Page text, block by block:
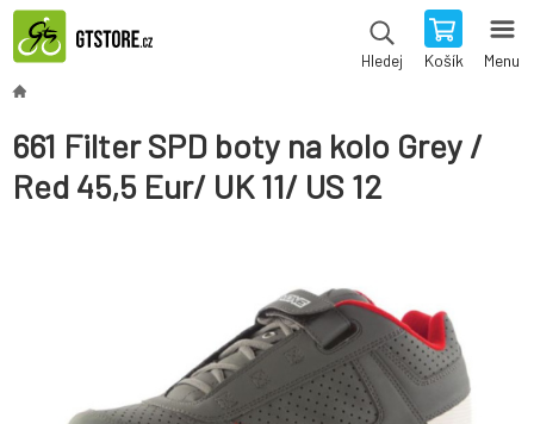
Hledej Košík Menu
661 Filter SPD boty na kolo Grey /
Red 45,5 Eur/ UK 11/ US 12